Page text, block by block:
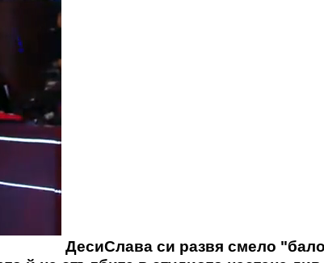
ДесиСлава си развя смело